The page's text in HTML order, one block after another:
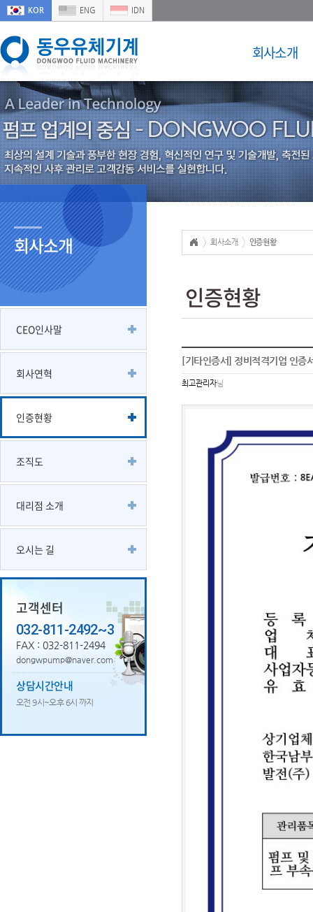
KOR ENG IDN
회사소개
회사소개
CEO인사말
회사연혁
인증현황
조직도
대리점 소개
오시는 길
고객센터
032-811-2492~3
FAX : 032-811-2494
dongwpump@naver.com
상담시간안내
오전 9시~오후 6시 까지
회사소개 인증현황
인증현황
[기타인증서] 정비적격기업 인증
최고관리자님